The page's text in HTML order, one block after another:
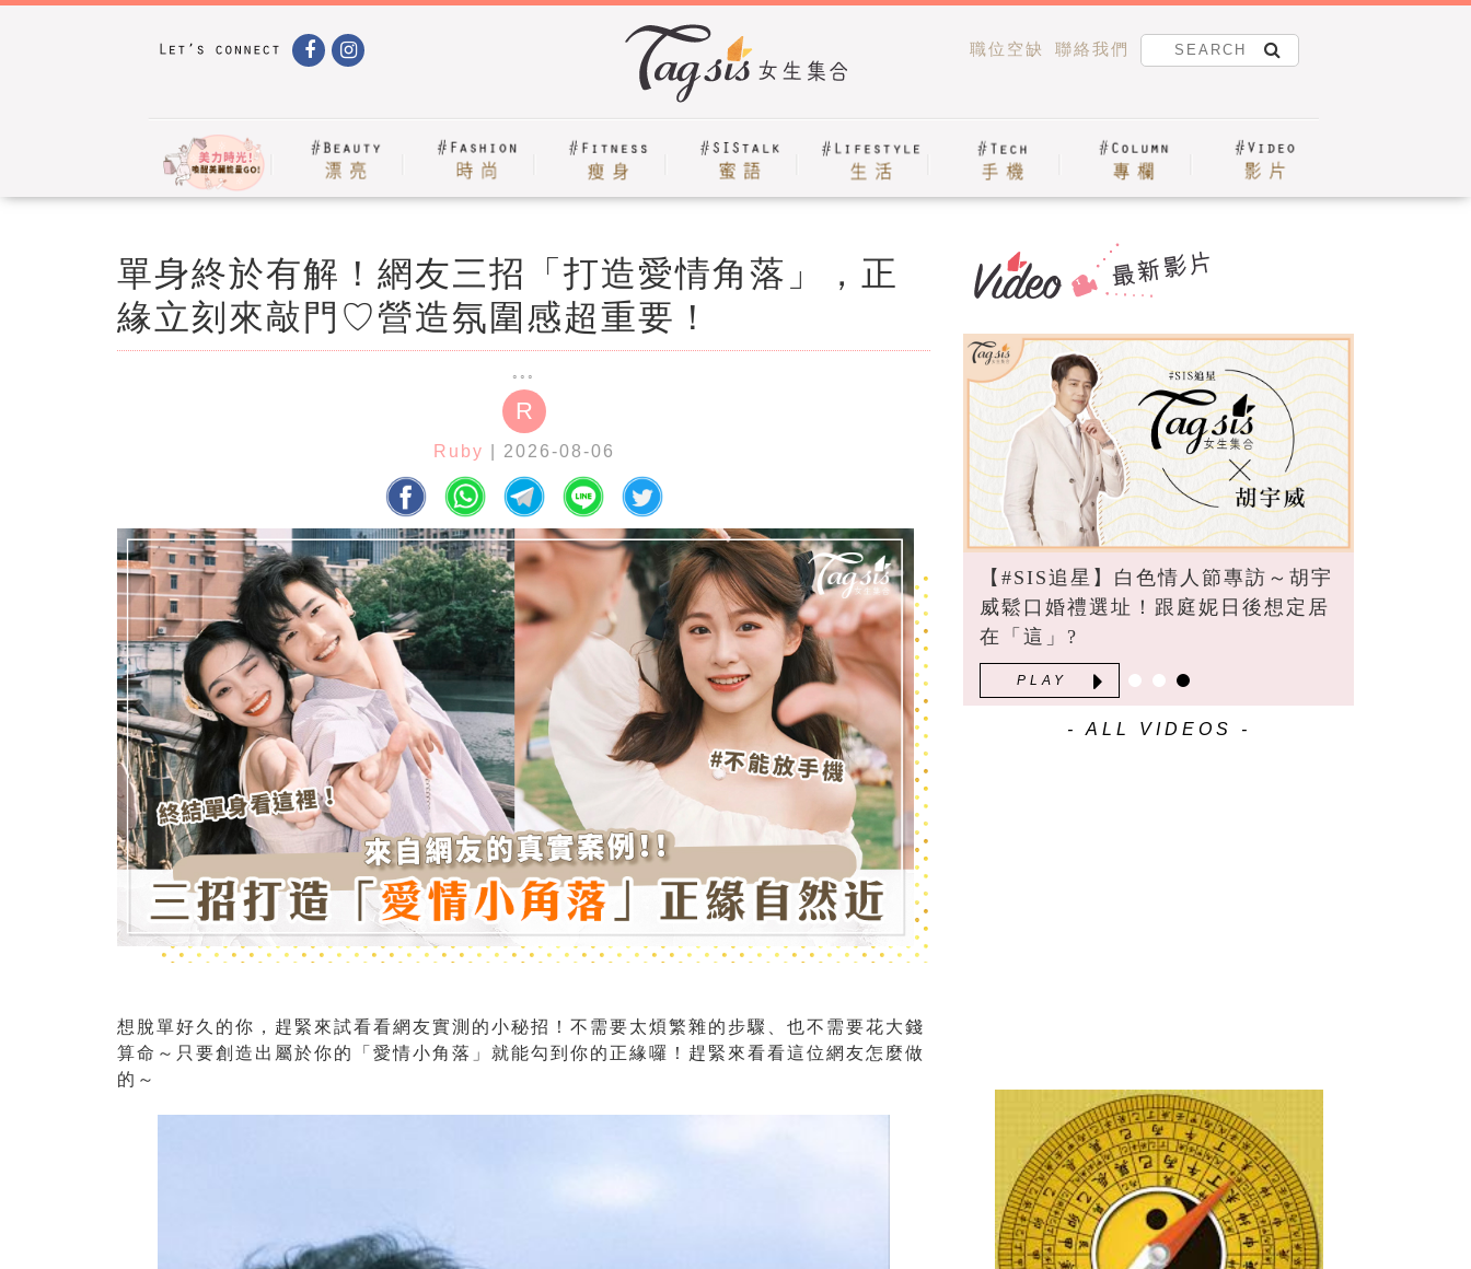
職位空缺 聯絡我們
單身終於有解！網友三招「打造愛情角落」，正
緣立刻來敲門♡營造氛圍感超重要！
R
Ruby | 2026-08-06
想脫單好久的你，趕緊來試看看網友實測的小秘招！不需要太煩繁雜的步驟、也不需要花大錢
算命～只要創造出屬於你的「愛情小角落」就能勾到你的正緣囉！趕緊來看看這位網友怎麼做
的～
【#SIS追星】白色情人節專訪～胡宇
威鬆口婚禮選址！跟庭妮日後想定居
在「這」?
PLAY
- ALL VIDEOS -